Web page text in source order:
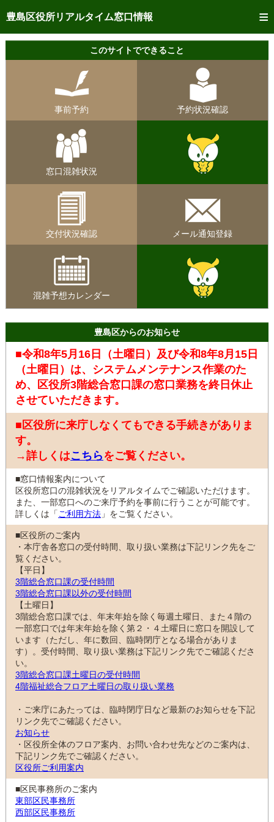
豊島区役所リアルタイム窓口情報
トップページへ
ご利用方法
予約状況確認
リアルタイム
混雑予想カレンダー
このサイトでできること
事前予約 予約状況確認
窓口混雑状況
交付状況確認 メール通知登録
混雑予想カレンダー
豊島区からのお知らせ
■令和8年5月16日（土曜日）及び令和8年8月15日
（土曜日）は、システムメンテナンス作業のた
め、区役所3階総合窓口課の窓口業務を終日休止
させていただきます。
■区役所に来庁しなくてもできる手続きがありま
す。
→詳しくはこちらをご覧ください。
■窓口情報案内について
区役所窓口の混雑状況をリアルタイムでご確認いただけます。
また、一部窓口へのご来庁予約を事前に行うことが可能です。
詳しくは「 ご利用方法 」をご覧ください。
■区役所のご案内
・本庁舎各窓口の受付時間、取り扱い業務は下記リンク先をご
覧ください。
【平日】
3階総合窓口課の受付時間
3階総合窓口課以外の受付時間
【土曜日】
3階総合窓口課では、年末年始を除く毎週土曜日、また４階の
一部窓口では年末年始を除く第２・４土曜日に窓口を開設して
います（ただし、年に数回、臨時閉庁となる場合がありま
す）。受付時間、取り扱い業務は下記リンク先でご確認くださ
い。
3階総合窓口課土曜日の受付時間
4階福祉総合フロア土曜日の取り扱い業務
・ご来庁にあたっては、臨時閉庁日など最新のお知らせを下記
リンク先でご確認ください。
お知らせ
・区役所全体のフロア案内、お問い合わせ先などのご案内は、
下記リンク先でご確認ください。
区役所ご利用案内
■区民事務所のご案内
東部区民事務所
西部区民事務所